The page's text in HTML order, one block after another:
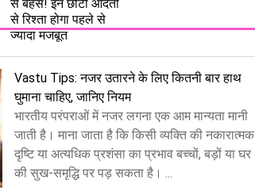
से बहस! इन छोटी आदतों
से रिश्ता होगा पहले से
ज्यादा मजबूत
Vastu Tips: नजर उतारने के लिए कितनी बार हाथ
घुमाना चाहिए, जानिए नियम
भारतीय परंपराओं में नजर लगना एक आम मान्यता मानी
जाती है। माना जाता है कि किसी व्यक्ति की नकारात्मक
दृष्टि या अत्यधिक प्रशंसा का प्रभाव बच्चों, बड़ों या घर
की सुख-समृद्धि पर पड़ सकता है। ...